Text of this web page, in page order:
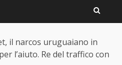
il narcos uruguaiano in
l’aiuto. Re del traffico con